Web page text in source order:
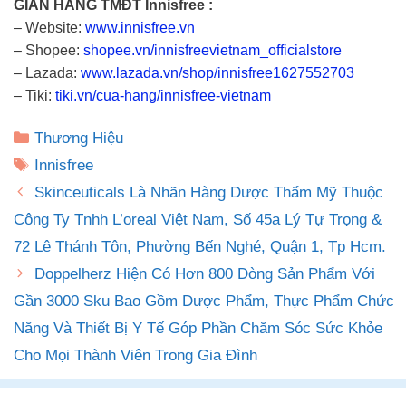
GIAN HÀNG TMĐT Innisfree :
– Website: www.innisfree.vn
– Shopee: shopee.vn/innisfreevietnam_officialstore
– Lazada: www.lazada.vn/shop/innisfree1627552703
– Tiki: tiki.vn/cua-hang/innisfree-vietnam
Danh
mục
Thương Hiệu
Thẻ
Innisfree
Skinceuticals Là Nhãn Hàng Dược Thẩm Mỹ Thuộc
Công Ty Tnhh L’oreal Việt Nam, Số 45a Lý Tự Trọng &
72 Lê Thánh Tôn, Phường Bến Nghé, Quận 1, Tp Hcm.
Doppelherz Hiện Có Hơn 800 Dòng Sản Phẩm Với
Gần 3000 Sku Bao Gồm Dược Phẩm, Thực Phẩm Chức
Năng Và Thiết Bị Y Tế Góp Phần Chăm Sóc Sức Khỏe
Cho Mọi Thành Viên Trong Gia Đình